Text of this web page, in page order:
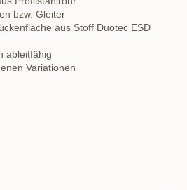
bzw. Gleiter
aus Stoff Duotec ESD
ableitfähig
Variationen